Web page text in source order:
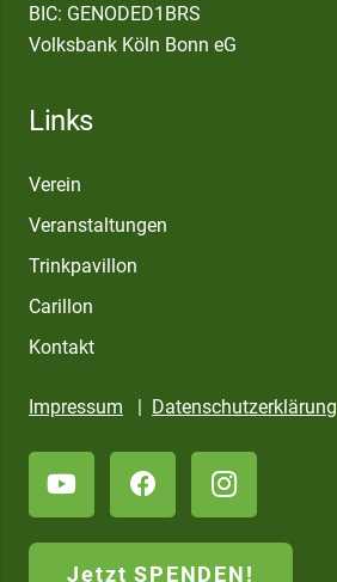
BIC: GENODED1BRS
Volksbank Köln Bonn eG
Links
Verein
Veranstaltungen
Trinkpavillon
Carillon
Kontakt
Impressum | Datenschutzerklärung
Jetzt SPENDEN!